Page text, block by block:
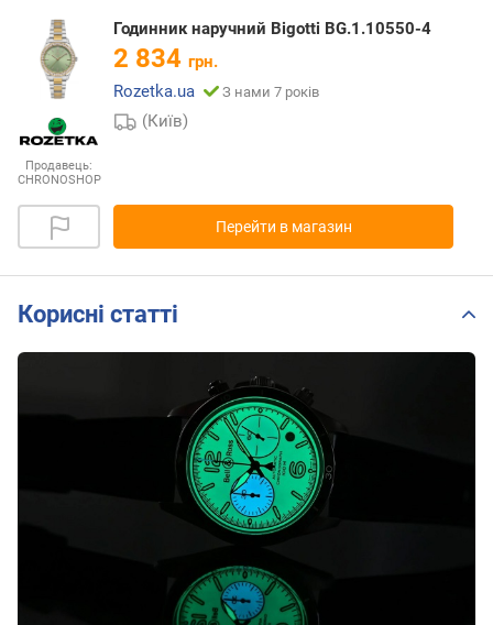
Продавець:
CHRONOSHOP
Годинник наручний Bigotti BG.1.10550-4
2 834 грн.
Rozetka.ua
З нами 7 років
(Київ)
Перейти в магазин
Корисні статті